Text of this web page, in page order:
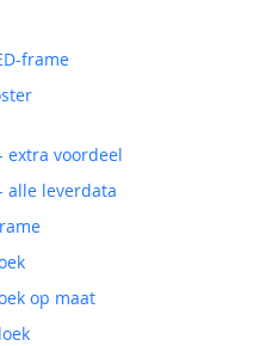
frame
extra voordeel
alle leverdata
op maat